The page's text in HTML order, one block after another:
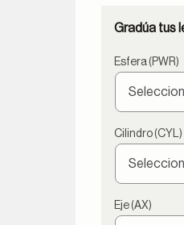
Gradúa tus
Esfera (PWR)
Cilindro (CYL)
Eje (AX)